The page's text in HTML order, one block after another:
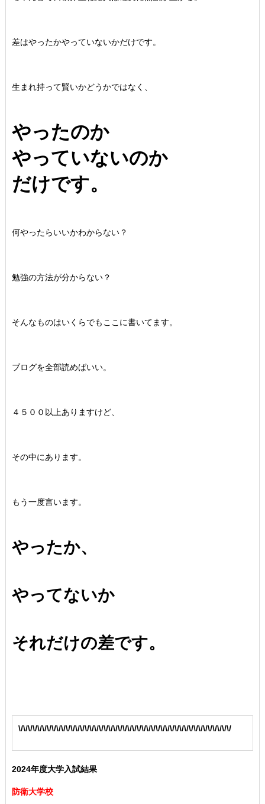
差はやったかやっていないかだけです。
生まれ持って賢いかどうかではなく、
やったのか
やっていないのか
だけです。
何やったらいいかわからない？
勉強の方法が分からない？
そんなものはいくらでもここに書いてます。
ブログを全部読めばいい。
４５００以上ありますけど、
その中にあります。
もう一度言います。
やったか、
やってないか
それだけの差です。
\/\/\/\/\/\/\/\/\/\/\/\/\/\/\/\/\/\/\/\/\/\/\/\/\/\/\/\/\/\/\/\/\/\/\/\/\/\/\/\/\/\/\/\/\/
2024年度大学入試結果
防衛大学校